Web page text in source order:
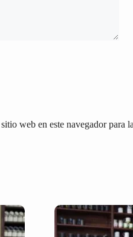
web en este navegador para